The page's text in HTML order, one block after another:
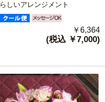
らしいアレンジメント
￥6,364
(税込 ￥7,000)